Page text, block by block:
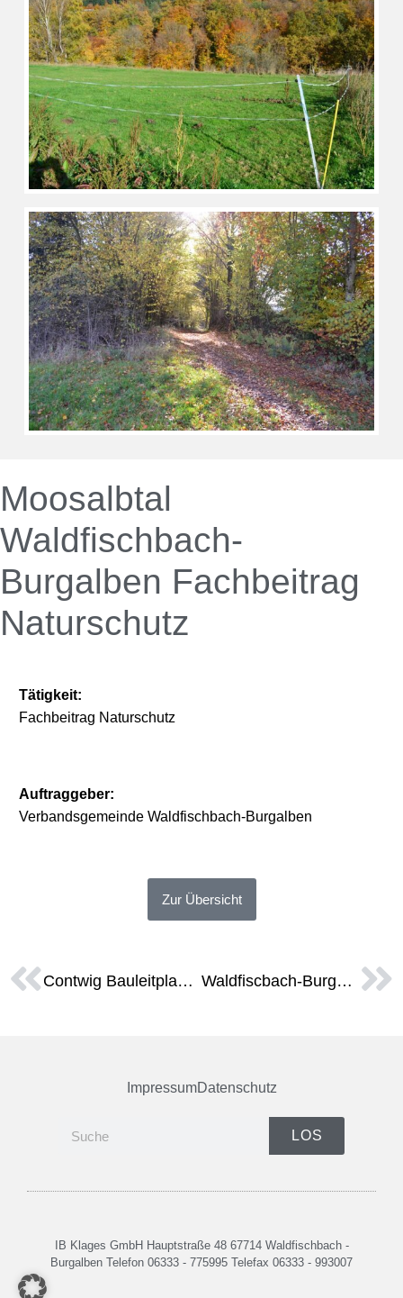
Moosalbtal
Waldfischbach-
Burgalben Fachbeitrag
Naturschutz
Tätigkeit:
Fachbeitrag Naturschutz
Auftraggeber:
Verbandsgemeinde Waldfischbach-Burgalben
Zur Übersicht
Contwig Bauleitplanung Höfchen Waldfiscbach-Burgalben Umweltbaubegleitung Renaturierung Moosalbtal
ImpressumDatenschutz
LOS
IB Klages GmbH Hauptstraße 48 67714 Waldfischbach -
Burgalben Telefon 06333 - 775995 Telefax 06333 - 993007